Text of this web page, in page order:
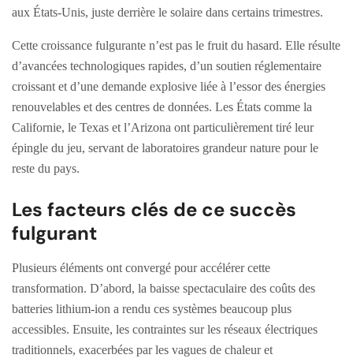
aux États-Unis, juste derrière le solaire dans certains trimestres.
Cette croissance fulgurante n’est pas le fruit du hasard. Elle résulte
d’avancées technologiques rapides, d’un soutien réglementaire
croissant et d’une demande explosive liée à l’essor des énergies
renouvelables et des centres de données. Les États comme la
Californie, le Texas et l’Arizona ont particulièrement tiré leur
épingle du jeu, servant de laboratoires grandeur nature pour le
reste du pays.
Les facteurs clés de ce succès
fulgurant
Plusieurs éléments ont convergé pour accélérer cette
transformation. D’abord, la baisse spectaculaire des coûts des
batteries lithium-ion a rendu ces systèmes beaucoup plus
accessibles. Ensuite, les contraintes sur les réseaux électriques
traditionnels, exacerbées par les vagues de chaleur et